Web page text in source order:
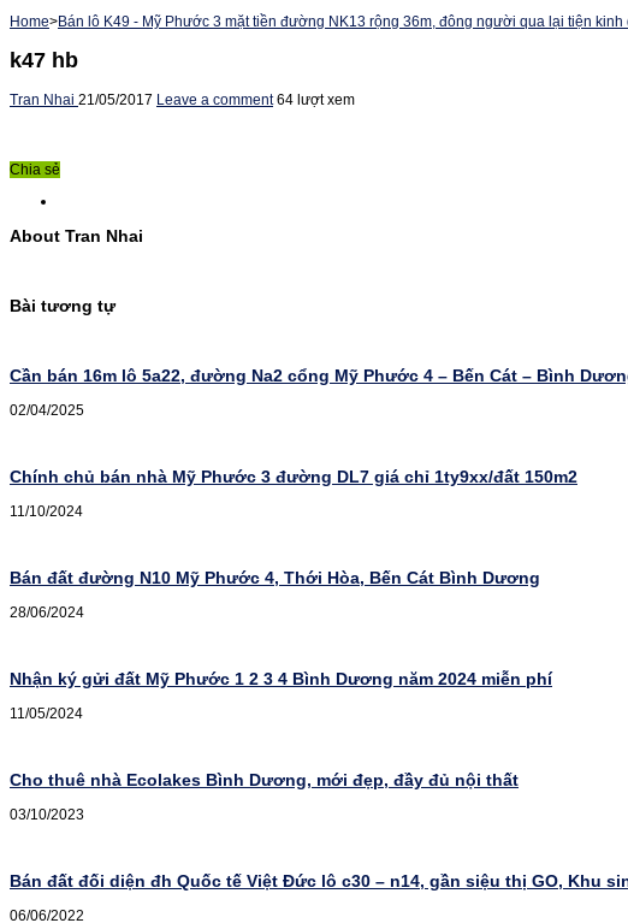
Home>Bán lô K49 - Mỹ Phước 3 mặt tiền đường NK13 rộng 36m, đông người qua lại tiện kinh
k47 hb
Tran Nhai 21/05/2017 Leave a comment 64 lượt xem
Chia sẻ
About Tran Nhai
Bài tương tự
Cần bán 16m lô 5a22, đường Na2 cổng Mỹ Phước 4 – Bến Cát – Bình
02/04/2025
Chính chủ bán nhà Mỹ Phước 3 đường DL7 giá chỉ 1ty9xx/đất 150m2
11/10/2024
Bán đất đường N10 Mỹ Phước 4, Thới Hòa, Bến Cát Bình Dương
28/06/2024
Nhận ký gửi đất Mỹ Phước 1 2 3 4 Bình Dương năm 2024 miễn phí
11/05/2024
Cho thuê nhà Ecolakes Bình Dương, mới đẹp, đầy đủ nội thất
03/10/2023
Bán đất đối diện đh Quốc tế Việt Đức lô c30 – n14, gần siệu thị GO, Khu
06/06/2022